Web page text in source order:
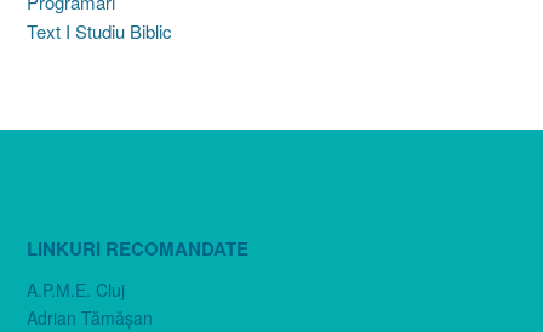
Text I Studiu Biblic
LINKURI RECOMANDATE
A.P.M.E. Cluj
Adrian Tămăşan